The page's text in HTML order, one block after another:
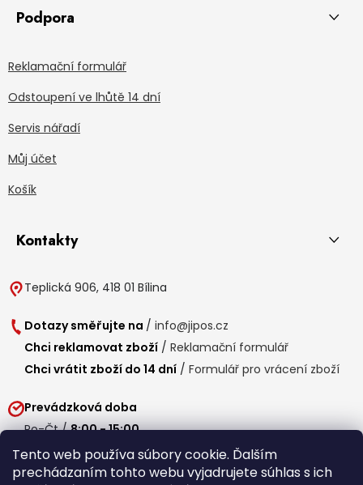
Tento web používa súbory cookie. Ďalším
prechádzaním tohto webu vyjadrujete súhlas s ich
Podpora
Reklamační formulář
Odstoupení ve lhůtě 14 dní
Servis nářadí
Můj účet
Košík
Kontakty
Teplická 906, 418 01 Bílina
Dotazy směřujte na / info@jipos.cz
Chci reklamovat zboží / Reklamační formulář
Chci vrátit zboží do 14 dní / Formulář pro vrácení zboží
Prevádzková doba
Po-Čt /8:00 - 15:00
Pá / 7:30 - 14:30
Obedňajšia prestávka /11:00 - 11:30